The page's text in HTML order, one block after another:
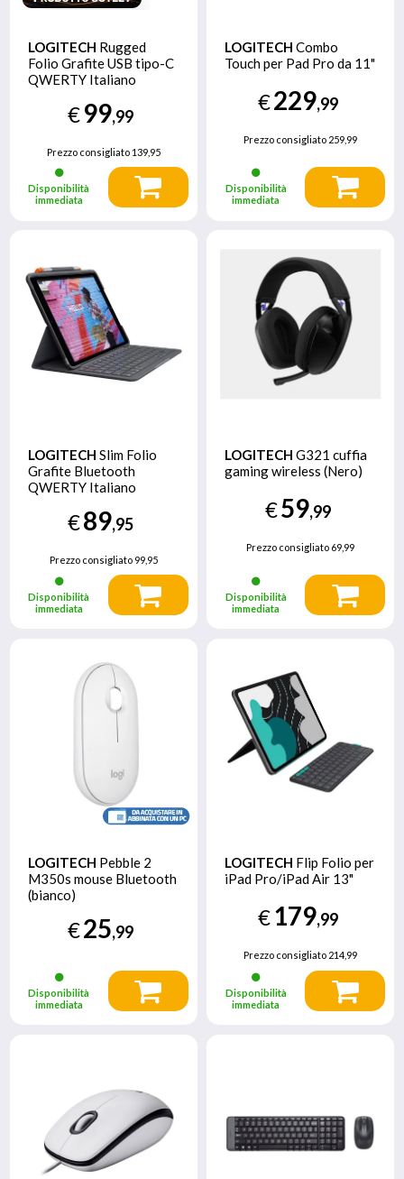
LOGITECH Rugged
Folio Grafite USB tipo-C
QWERTY Italiano
€99,99
Prezzo consigliato139,95
Disponibilità
immediata
LOGITECH Combo
Touch per Pad Pro da 11"
€229,99
Prezzo consigliato 259,99
Disponibilità
immediata
LOGITECH Slim Folio
Grafite Bluetooth
QWERTY Italiano
€89,95
Prezzo consigliato99,95
Disponibilità
immediata
LOGITECH G321 cuffia
gaming wireless (Nero)
€59,99
Prezzo consigliato 69,99
Disponibilità
immediata
LOGITECH Pebble 2
M350s mouse Bluetooth
(bianco)
€25,99
Disponibilità
immediata
LOGITECH Flip Folio per
iPad Pro/iPad Air 13"
€179,99
Prezzo consigliato 214,99
Disponibilità
immediata